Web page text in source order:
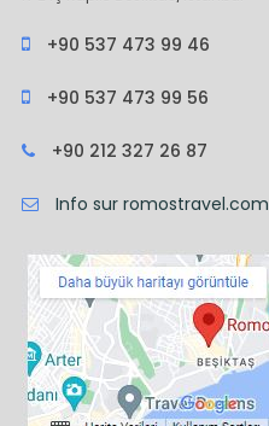
+90 537 473 99 46
+90 537 473 99 56
+90 212 327 26 87
Info sur romostravel.com